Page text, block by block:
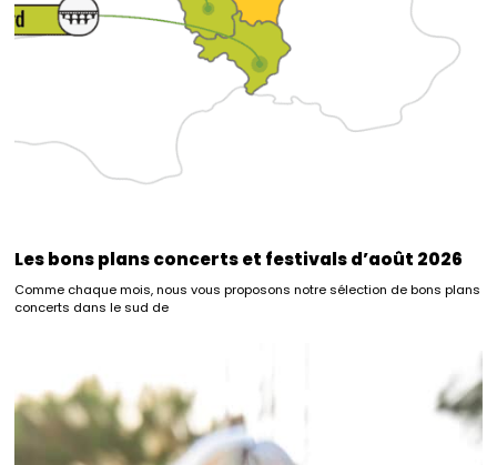
Les bons plans concerts et festivals d’août 2026
Comme chaque mois, nous vous proposons notre sélection de bons plans
concerts dans le sud de